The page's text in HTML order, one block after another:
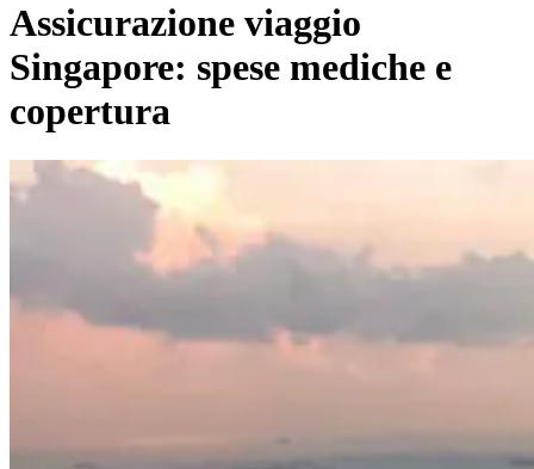
Assicurazione viaggio
Singapore: spese mediche e
copertura